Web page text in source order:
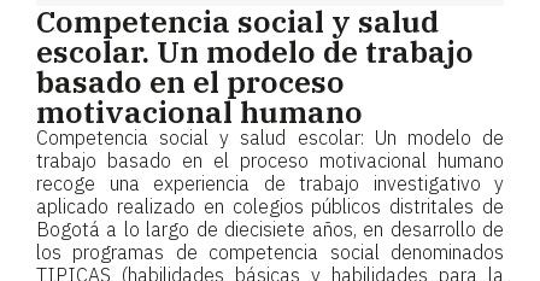
Competencia social y salud
escolar. Un modelo de trabajo
basado en el proceso
motivacional humano
Competencia social y salud escolar: Un modelo de
trabajo basado en el proceso motivacional humano
recoge una experiencia de trabajo investigativo y
aplicado realizado en colegios públicos distritales de
Bogotá a lo largo de diecisiete años, en desarrollo de
los programas de competencia social denominados
TIPICAS (habilidades básicas y habilidades para la